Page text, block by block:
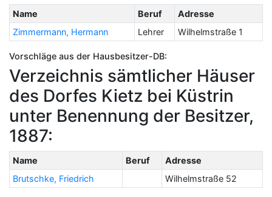
Name Beruf
Adresse
Zimmermann, Hermann
Lehrer Wilhelmstraße 1
Vorschläge aus der Hausbesitzer-DB:
Verzeichnis sämtlicher Häuser
des Dorfes Kietz bei Küstrin
unter Benennung der Besitzer,
1887:
Name Beruf
Adresse
Brutschke, Friedrich
Wilhelmstraße 52